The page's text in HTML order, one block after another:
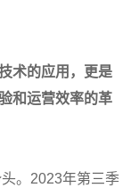
术的应用，更是
和运营效率的革
。2023年第三季